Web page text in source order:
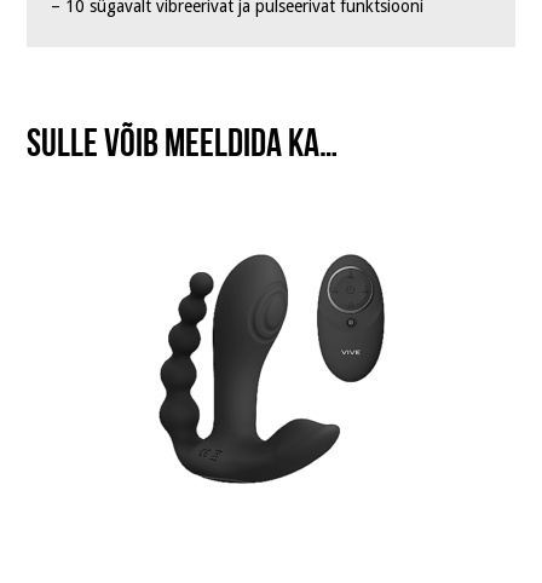
– 10 sügavalt vibreerivat ja pulseerivat funktsiooni
Sulle võib meeldida ka…